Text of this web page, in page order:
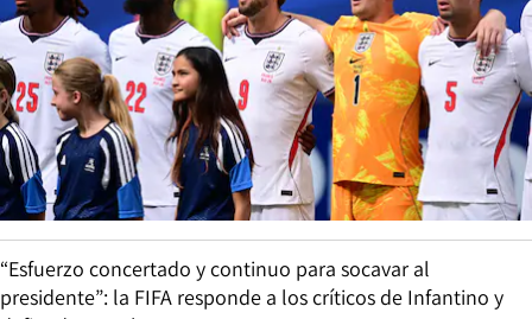
“Esfuerzo concertado y continuo para socavar al
presidente”: la FIFA responde a los críticos de Infantino y